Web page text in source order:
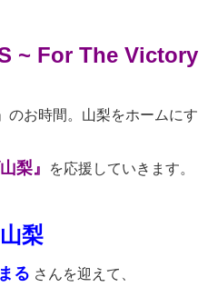
~ For The Victory
のお時間。山梨をホームにす
梨』 を応援していきます。
梨
る さんを迎えて、